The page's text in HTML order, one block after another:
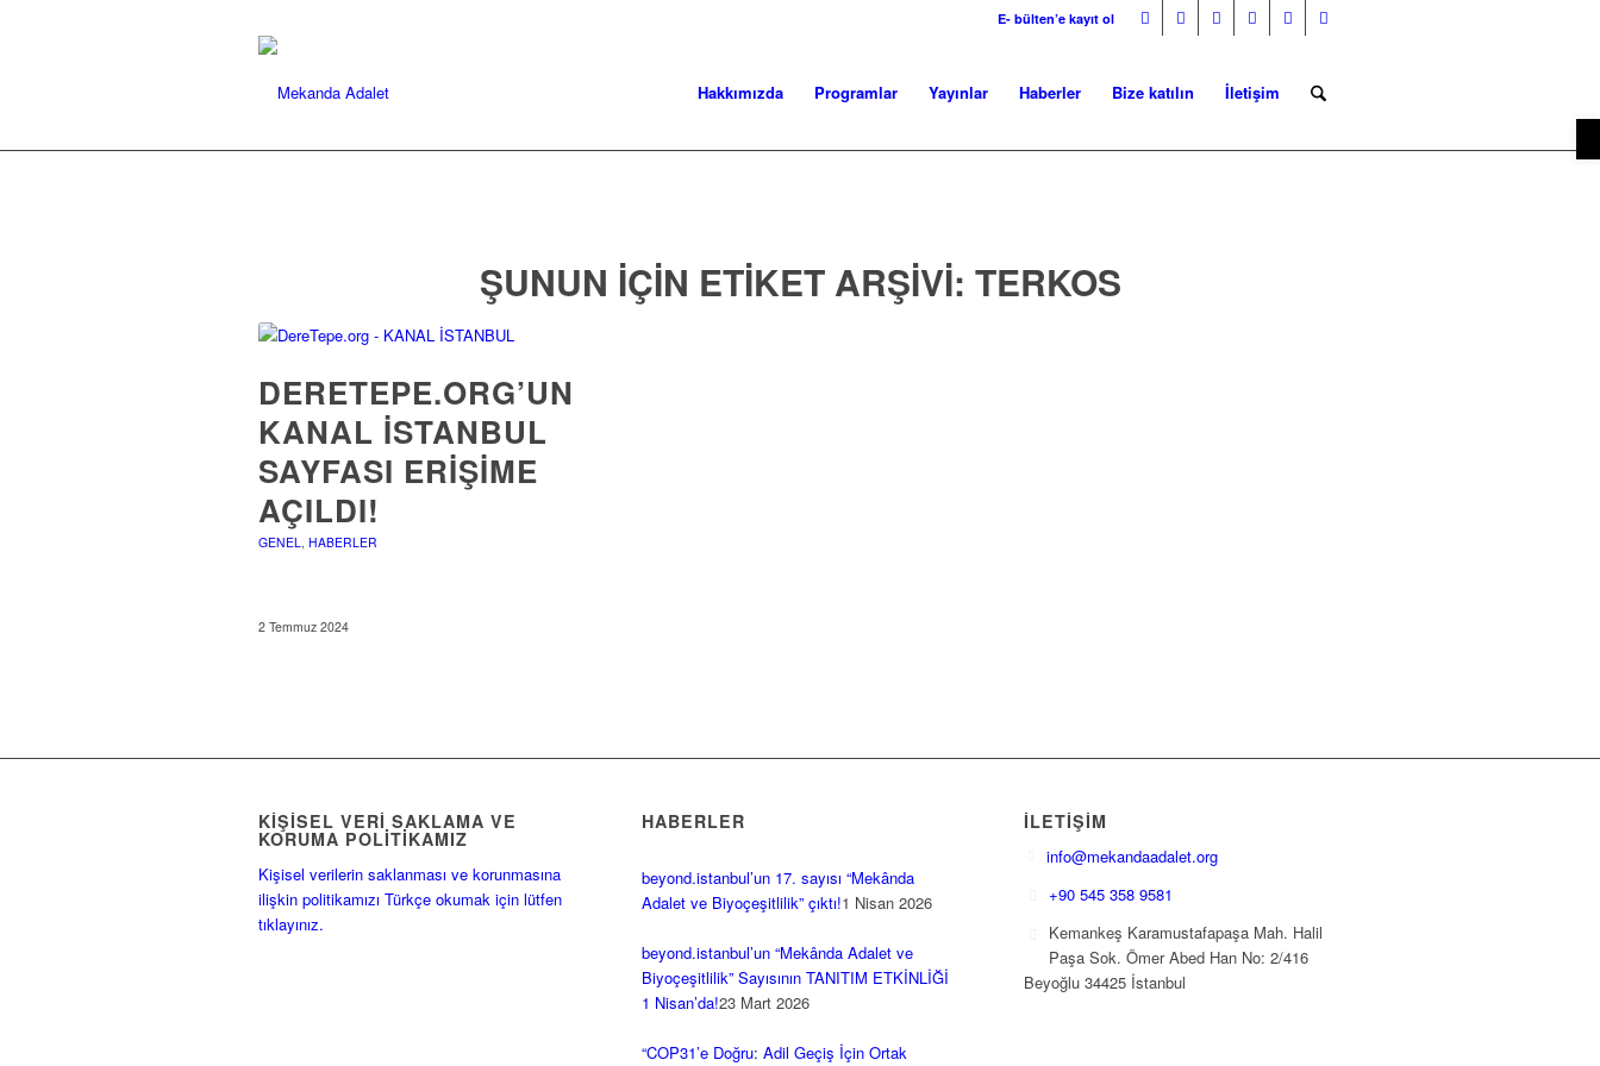
E- bülten’e kayıt ol
Hakkımızda Programlar Yayınlar Haberler Bize katılın İletişim
ŞUNUN IÇIN ETIKET ARŞIVI: TERKOS
DERETEPE.ORG’UN
KANAL İSTANBUL
SAYFASI ERIŞIME
AÇILDI!
GENEL, HABERLER
2 Temmuz 2024
KIŞISEL VERI SAKLAMA VE
KORUMA POLITIKAMIZ
Kişisel verilerin saklanması ve korunmasına
ilişkin politikamızı Türkçe okumak için lütfen
tıklayınız.
HABERLER
beyond.istanbul’un 17. sayısı “Mekânda
Adalet ve Biyoçeşitlilik” çıktı!1 Nisan 2026
beyond.istanbul’un “Mekânda Adalet ve
Biyoçeşitlilik” Sayısının TANITIM ETKİNLİĞİ
1 Nisan’da!23 Mart 2026
“COP31’e Doğru: Adil Geçiş İçin Ortak
İLETIŞIM
info@mekandaadalet.org
+90 545 358 9581
Kemankeş Karamustafapaşa Mah. Halil
Paşa Sok. Ömer Abed Han No: 2/416
Beyoğlu 34425 İstanbul